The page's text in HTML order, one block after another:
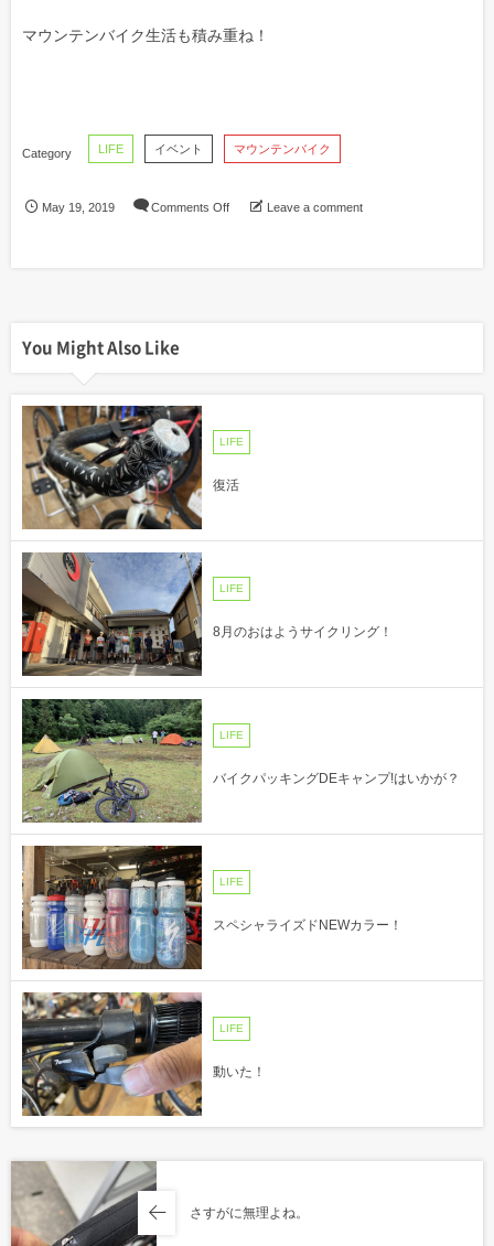
マウンテンバイク生活も積み重ね！
LIFE イベント マウンテンバイク
May 19 ,2019 Comments Off Leave a comment
You Might Also Like
LIFE
復活
LIFE
8月のおはようサイクリング！
LIFE
バイクパッキングDEキャンプ!はいかが？
LIFE
スペシャライズドNEWカラー！
LIFE
動いた！
さすがに無理よね。